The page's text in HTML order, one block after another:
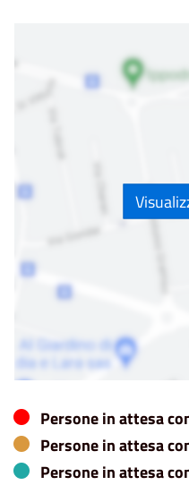
Persone in attesa
Persone in attesa
Persone in attesa